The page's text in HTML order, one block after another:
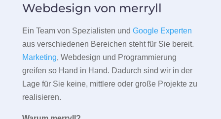
Webdesign von merryll
Ein Team von Spezialisten und Google Experten
aus verschiedenen Bereichen steht für Sie bereit.
Marketing, Webdesign und Programmierung
greifen so Hand in Hand. Dadurch sind wir in der
Lage für Sie keine, mittlere oder große Projekte zu
realisieren.